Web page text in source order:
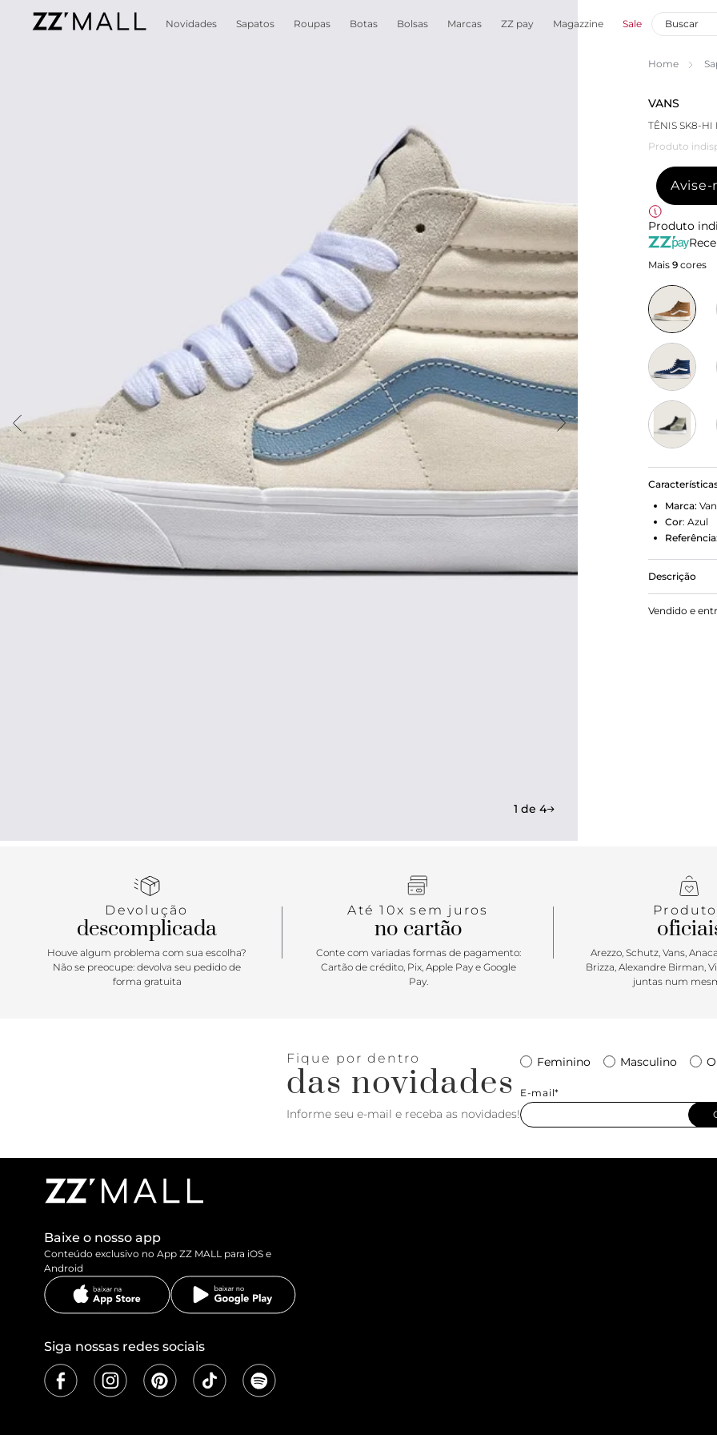
Novidades Sapatos Roupas Botas Bolsas Marcas ZZ pay Magazzine Sale
1 de 4
Home
VANS
TÊNIS SK8-HI
Produto
Avise-
Produto
Mais 9 cores
Marca:
Cor: Azul
Referência:
Descrição
Husa.
como Style
Vendido e
Devolução
descomplicada
Houve algum problema com sua escolha?
Não se preocupe: devolva seu pedido de
forma gratuita
Até 10x sem juros
no cartão
Conte com variadas formas de pagamento:
Cartão de crédito, Pix, Apple Pay e Google
Pay.
Arezzo, Schutz, Vans,
Brizza, Alexandre Birman,
juntas num
Fique por dentro
das novidades
Informe seu e-mail e receba as novidades!
Feminino Masculino
E-mail*
Baixe o nosso app
Conteúdo exclusivo no App ZZ MALL para iOS e
Android
Siga nossas redes sociais